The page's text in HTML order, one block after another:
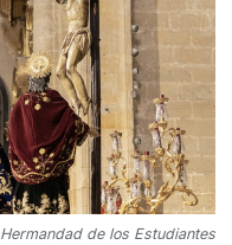
Hermandad de los Estudiantes